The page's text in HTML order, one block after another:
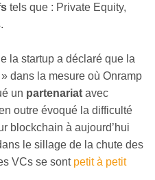
tels que : Private Equity,
la startup a déclaré que la
» dans la mesure où Onramp
un partenariat avec
outre évoqué la difficulté
blockchain à aujourd’hui
le sillage de la chute des
VCs se sont petit à petit